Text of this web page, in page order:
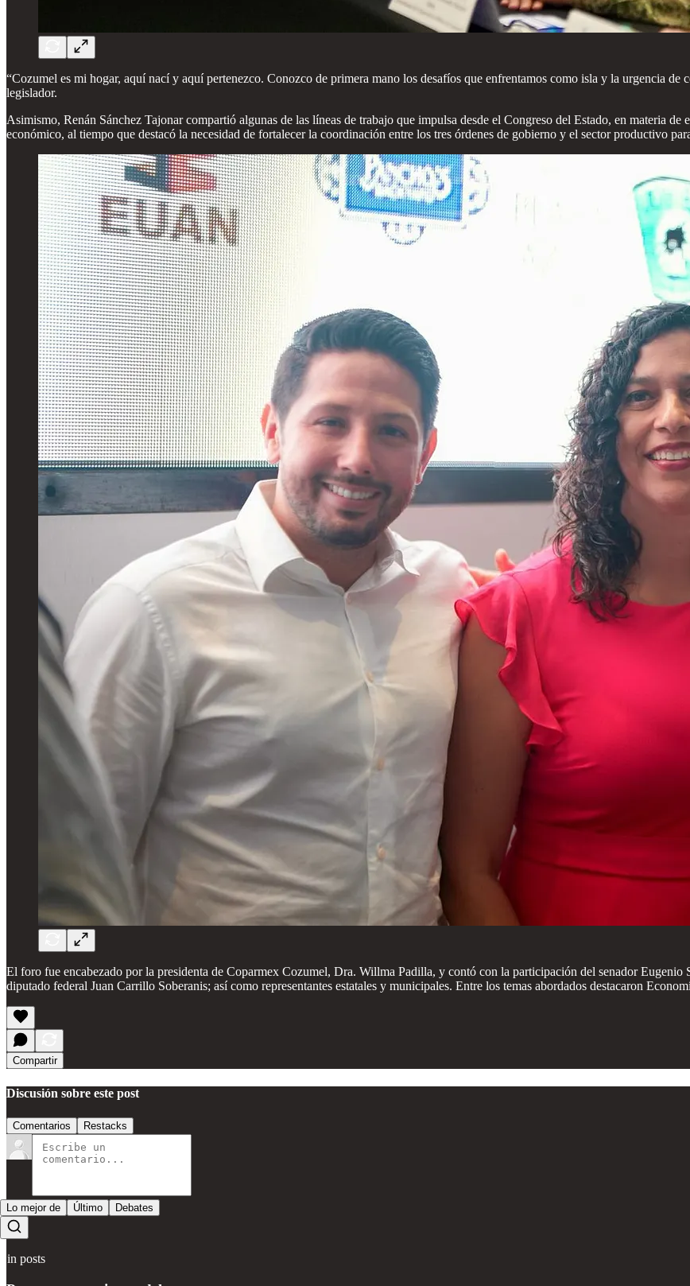
“Cozumel es mi hogar, aquí nací y aquí pertenezco. Conozco de primera mano los desafíos que enfrentamos como isla y la urgencia
legislador.
Asimismo, Renán Sánchez Tajonar compartió algunas de las líneas de trabajo que impulsa desde el Congreso del Estado, en materia
económico, al tiempo que destacó la necesidad de fortalecer la coordinación entre los tres órdenes de gobierno y el sector productivo
El foro fue encabezado por la presidenta de Coparmex Cozumel, Dra. Willma Padilla, y contó con la participación del senador Eugenio
diputado federal Juan Carrillo Soberanis; así como representantes estatales y municipales. Entre los temas abordados destacaron
Compartir
Discusión sobre este post
Comentarios Restacks
Lo mejor de Último Debates
Sin posts